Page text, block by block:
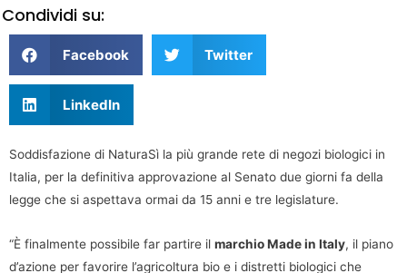
Condividi su:
Facebook Twitter
LinkedIn
Soddisfazione di NaturaSì la più grande rete di negozi biologici in
Italia, per la definitiva approvazione al Senato due giorni fa della
legge che si aspettava ormai da 15 anni e tre legislature.
“È finalmente possibile far partire il marchio Made in Italy, il piano
d’azione per favorire l’agricoltura bio e i distretti biologici che